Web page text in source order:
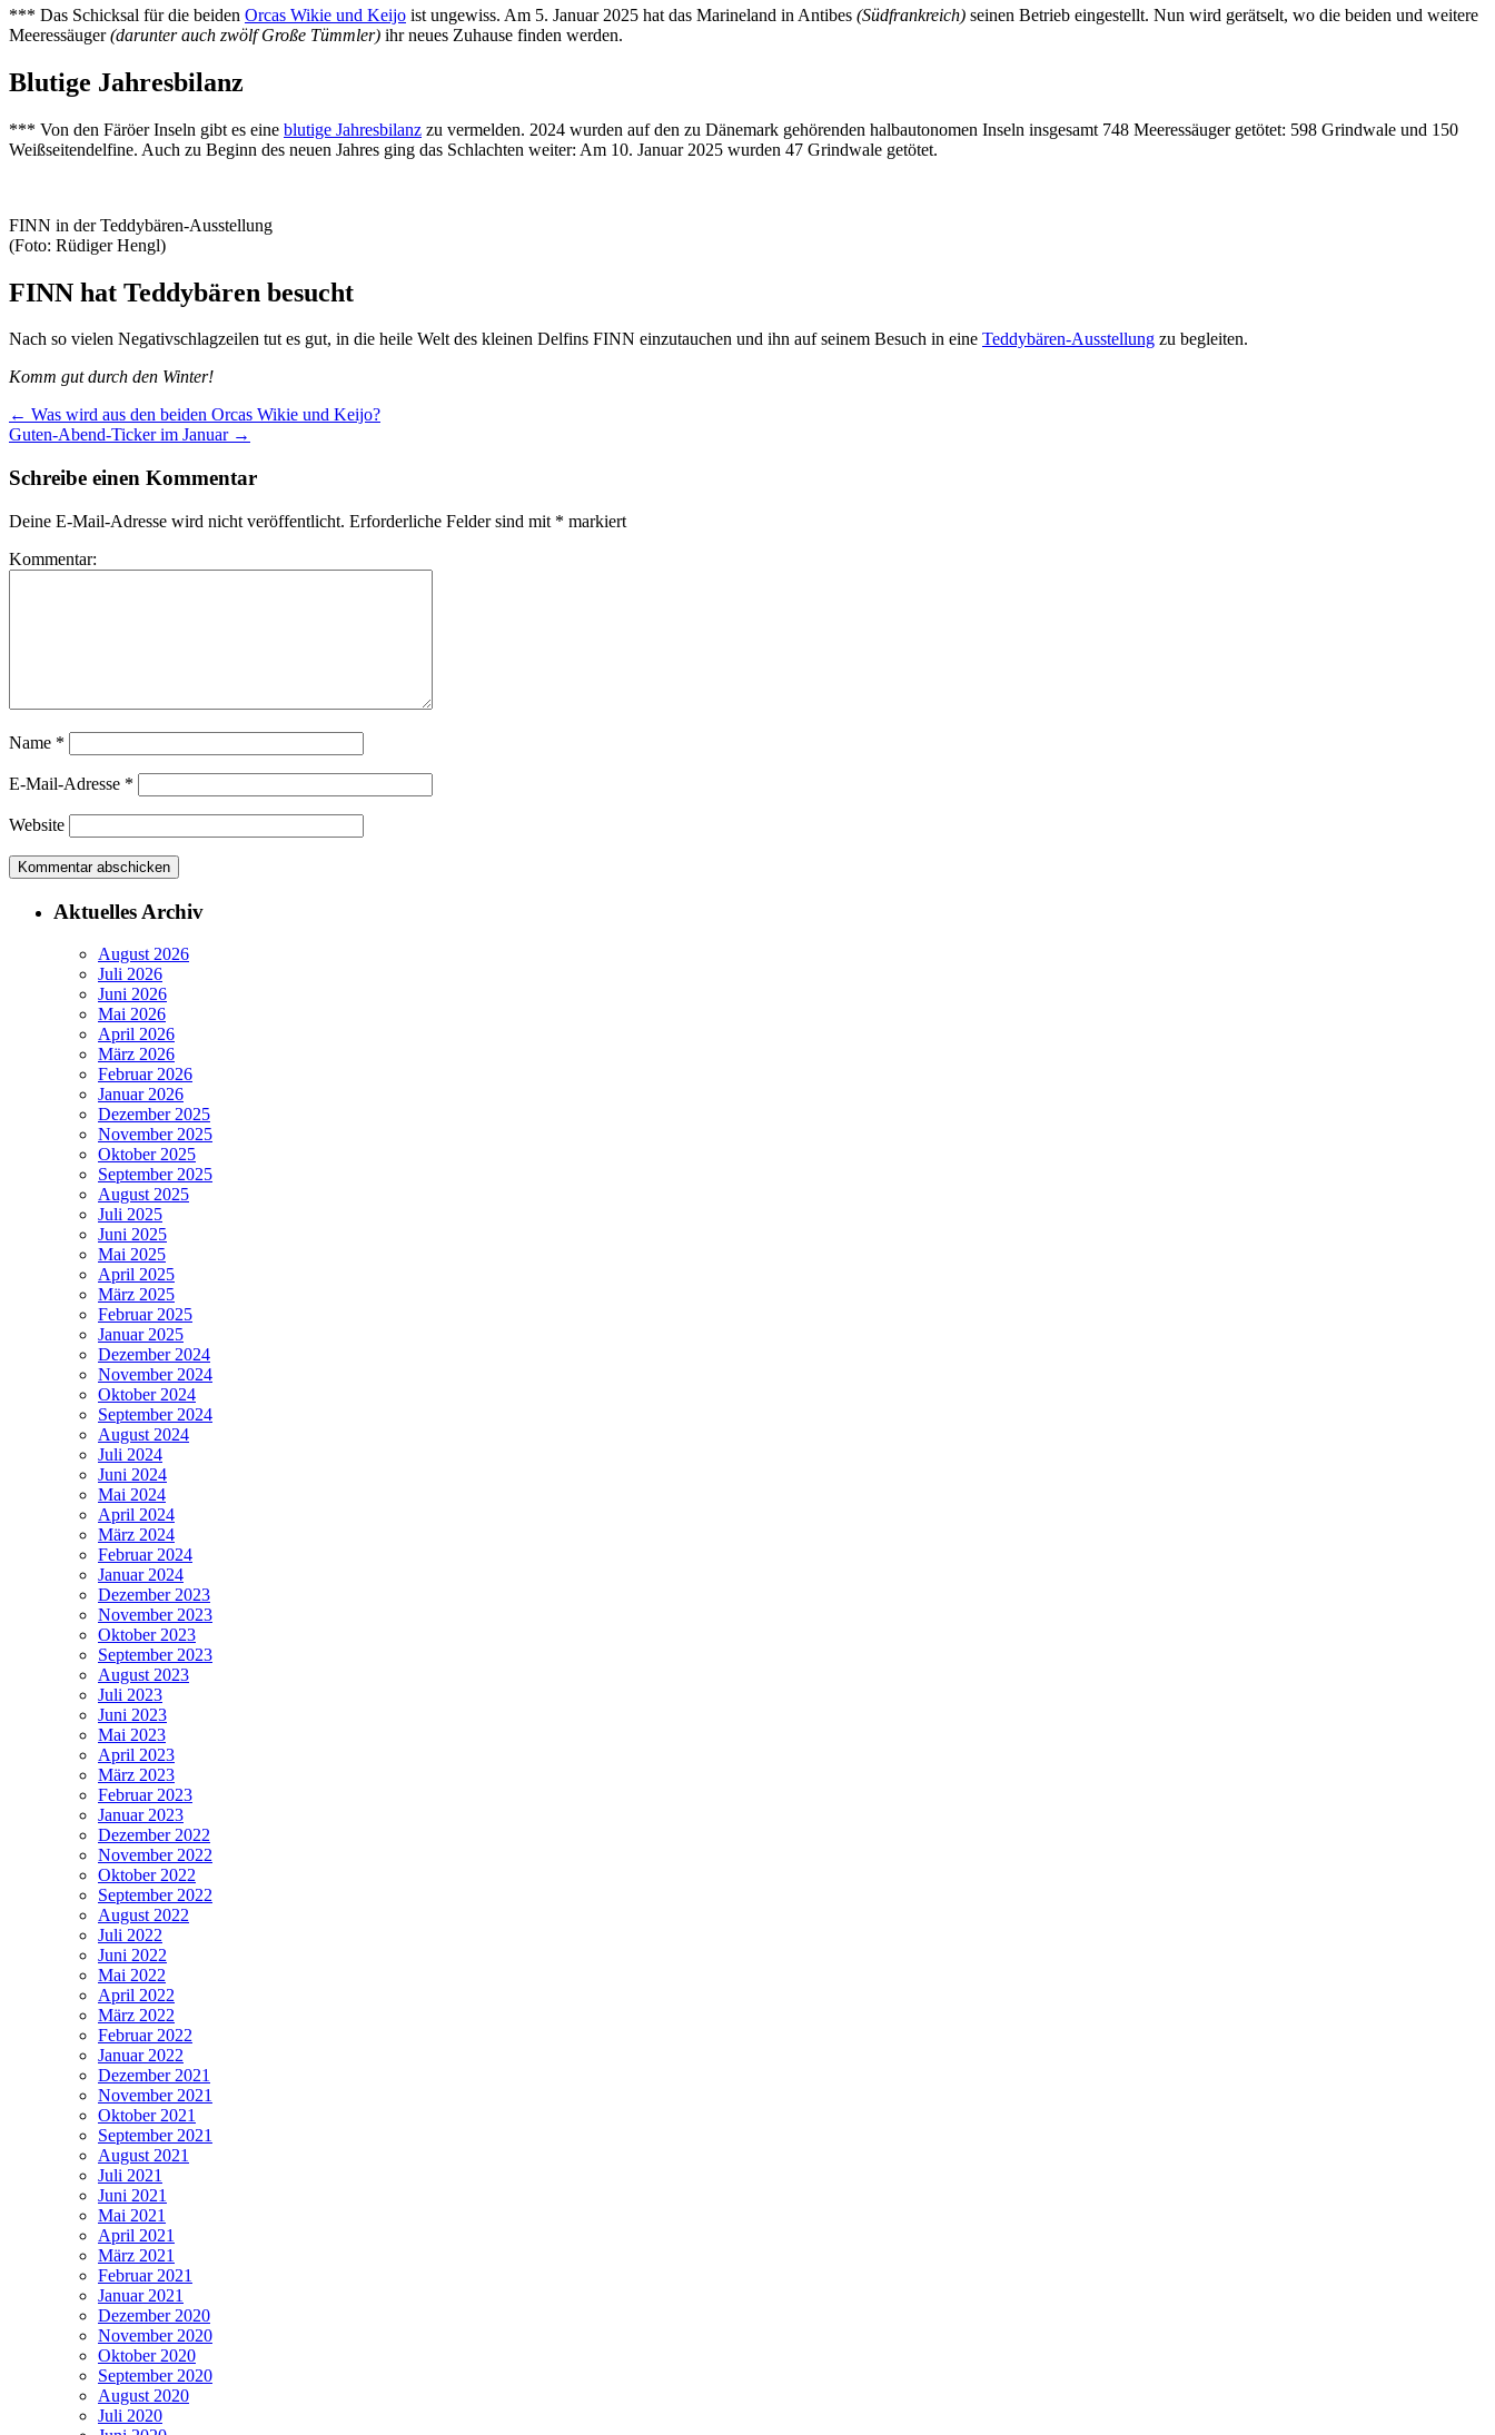
*** Das Schicksal für die beiden Orcas Wikie und Keijo ist ungewiss. Am 5. Januar 2025 hat das Marineland in Antibes (Südfrankreich) seinen Betrieb eingestellt. Nun wird gerätselt, wo die beiden und weitere
Meeressäuger(darunter auch zwölf Große Tümmler) ihr neues Zuhause finden werden.
Blutige Jahresbilanz
*** Von den Färöer Inseln gibt es eine blutige Jahresbilanz zu vermelden. 2024 wurden auf den zu Dänemark gehörenden halbautonomen Inseln insgesamt 748 Meeressäuger getötet: 598 Grindwale und 150
Weißseitendelfine. Auch zu Beginn des neuen Jahres ging das Schlachten weiter: Am 10. Januar 2025 wurden 47 Grindwale getötet.
FINN in der Teddybären-Ausstellung
(Foto: Rüdiger Hengl)
FINN hat Teddybären besucht
Nach so vielen Negativschlagzeilen tut es gut, in die heile Welt des kleinen Delfins FINN einzutauchen und ihn auf seinem Besuch in eine Teddybären-Ausstellung zu begleiten.
Komm gut durch den Winter!
← Was wird aus den beiden Orcas Wikie und Keijo?
Guten-Abend-Ticker im Januar →
Schreibe einen Kommentar
Deine E-Mail-Adresse wird nicht veröffentlicht. Erforderliche Felder sind mit * markiert
Kommentar:
Name *
E-Mail-Adresse *
Website
Aktuelles Archiv
August 2026
Juli 2026
Juni 2026
Mai 2026
April 2026
März 2026
Februar 2026
Januar 2026
Dezember 2025
November 2025
Oktober 2025
September 2025
August 2025
Juli 2025
Juni 2025
Mai 2025
April 2025
März 2025
Februar 2025
Januar 2025
Dezember 2024
November 2024
Oktober 2024
September 2024
August 2024
Juli 2024
Juni 2024
Mai 2024
April 2024
März 2024
Februar 2024
Januar 2024
Dezember 2023
November 2023
Oktober 2023
September 2023
August 2023
Juli 2023
Juni 2023
Mai 2023
April 2023
März 2023
Februar 2023
Januar 2023
Dezember 2022
November 2022
Oktober 2022
September 2022
August 2022
Juli 2022
Juni 2022
Mai 2022
April 2022
März 2022
Februar 2022
Januar 2022
Dezember 2021
November 2021
Oktober 2021
September 2021
August 2021
Juli 2021
Juni 2021
Mai 2021
April 2021
März 2021
Februar 2021
Januar 2021
Dezember 2020
November 2020
Oktober 2020
September 2020
August 2020
Juli 2020